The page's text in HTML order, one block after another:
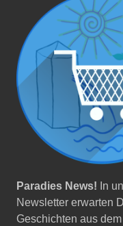
Paradies News! In
Newsletter erwarten
Geschichten aus